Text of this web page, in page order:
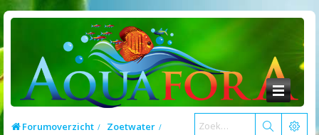
Forumoverzicht
Zoetwater